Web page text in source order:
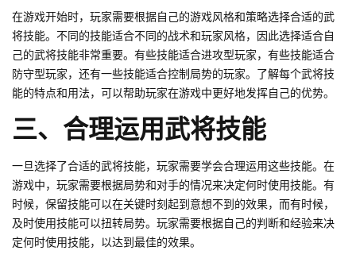
在游戏开始时，玩家需要根据自己的游戏风格和策略选择合适的武
将技能。不同的技能适合不同的战术和玩家风格，因此选择适合自
己的武将技能非常重要。有些技能适合进攻型玩家，有些技能适合
防守型玩家，还有一些技能适合控制局势的玩家。了解每个武将技
能的特点和用法，可以帮助玩家在游戏中更好地发挥自己的优势。
三、合理运用武将技能
一旦选择了合适的武将技能，玩家需要学会合理运用这些技能。在
游戏中，玩家需要根据局势和对手的情况来决定何时使用技能。有
时候，保留技能可以在关键时刻起到意想不到的效果，而有时候，
及时使用技能可以扭转局势。玩家需要根据自己的判断和经验来决
定何时使用技能，以达到最佳的效果。